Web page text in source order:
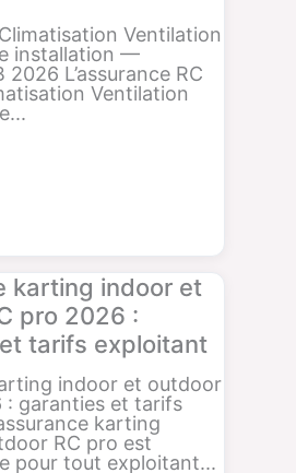
Ventilation
installation —
2026 L’assurance RC
Ventilation
karting indoor et
pro 2026 :
tarifs exploitant
indoor et outdoor
: garanties et tarifs
karting
RC pro est
pour tout exploitant...